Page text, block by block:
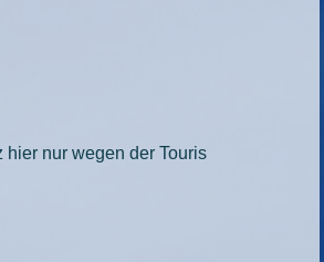
hier nur wegen der Touris